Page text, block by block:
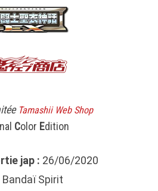
Tamashii Web Shop
Color Edition
jap : 26/06/2020
Bandaï Spirit